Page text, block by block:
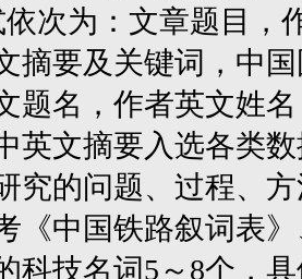
次为：文章题目，
摘要及关键词，中
题名，作者英文姓
英文摘要入选各类
究的问题、过程、
《中国铁路叙词表
科技名词5～8个，